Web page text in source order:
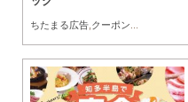
ちたまる広告,クーポン,トレンド